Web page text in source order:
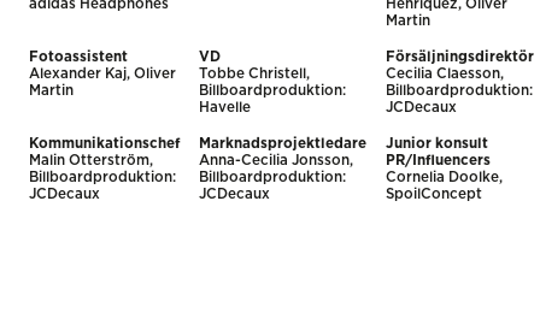
adidas Headphones
Henriquez, Oliver
Martin
Fotoassistent
Alexander Kaj, Oliver
Martin
VD
Tobbe Christell,
Billboardproduktion:
Havelle
Försäljningsdirektör
Cecilia Claesson,
Billboardproduktion:
JCDecaux
Kommunikationschef
Malin Otterström,
Billboardproduktion:
JCDecaux
Marknadsprojektledare
Anna-Cecilia Jonsson,
Billboardproduktion:
JCDecaux
Junior konsult
PR/Influencers
Cornelia Doolke,
SpoilConcept